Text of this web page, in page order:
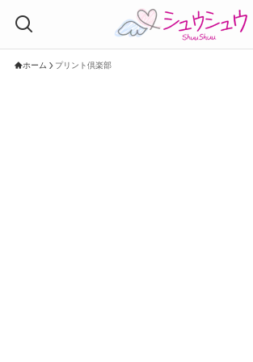
ホーム プリント倶楽部